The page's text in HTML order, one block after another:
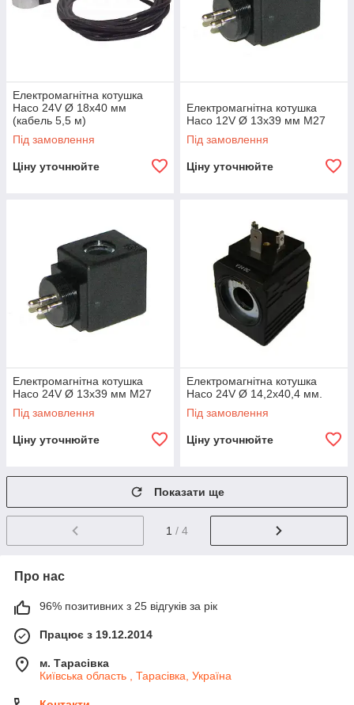
Електромагнітна котушка
Haco 24V Ø 18x40 мм
(кабель 5,5 м)
Під замовлення
Ціну уточнюйте
Електромагнітна котушка
Haco 12V Ø 13x39 мм М27
Під замовлення
Ціну уточнюйте
Електромагнітна котушка
Haco 24V Ø 13x39 мм М27
Під замовлення
Ціну уточнюйте
Електромагнітна котушка
Haco 24V Ø 14,2x40,4 мм.
Під замовлення
Ціну уточнюйте
Показати ще
1 / 4
Про нас
96% позитивних з 25 відгуків за рік
Працює з 19.12.2014
м. Тарасівка
Київська область , Тарасівка, Україна